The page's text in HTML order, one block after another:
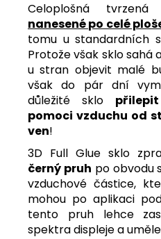
Celoplošná
nanesené po celé
tomu u standardních
Protože však sklo sahá
u stran objevit malé
však do pár dní
důležité sklo
pomoci vzduchu od
ven!
3D Full Glue sklo
černý pruh po obvodu
vzduchové částice,
mohou po aplikaci
tento pruh lehce
spektra displeje a